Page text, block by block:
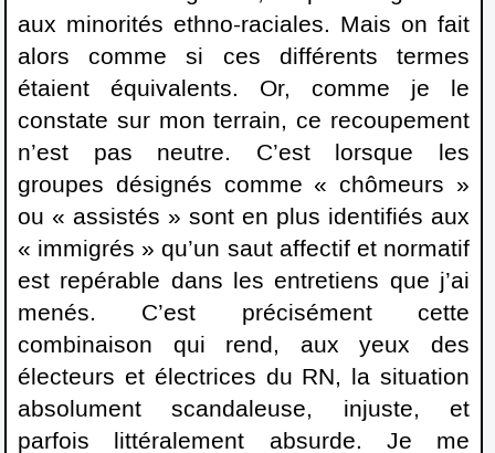
aux minorités ethno-raciales. Mais on fait
alors comme si ces différents termes
étaient équivalents. Or, comme je le
constate sur mon terrain, ce recoupement
n’est pas neutre. C’est lorsque les
groupes désignés comme « chômeurs »
ou « assistés » sont en plus identifiés aux
« immigrés » qu’un saut affectif et normatif
est repérable dans les entretiens que j’ai
menés. C’est précisément cette
combinaison qui rend, aux yeux des
électeurs et électrices du RN, la situation
absolument scandaleuse, injuste, et
parfois littéralement absurde. Je me